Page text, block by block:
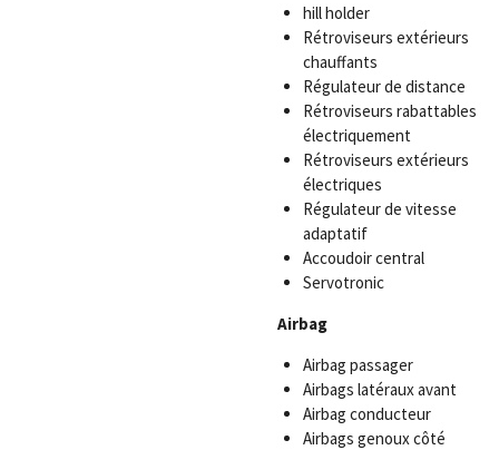
hill holder
Rétroviseurs extérieurs
chauffants
Régulateur de distance
Rétroviseurs rabattables
électriquement
Rétroviseurs extérieurs
électriques
Régulateur de vitesse
adaptatif
Accoudoir central
Servotronic
Airbag
Airbag passager
Airbags latéraux avant
Airbag conducteur
Airbags genoux côté